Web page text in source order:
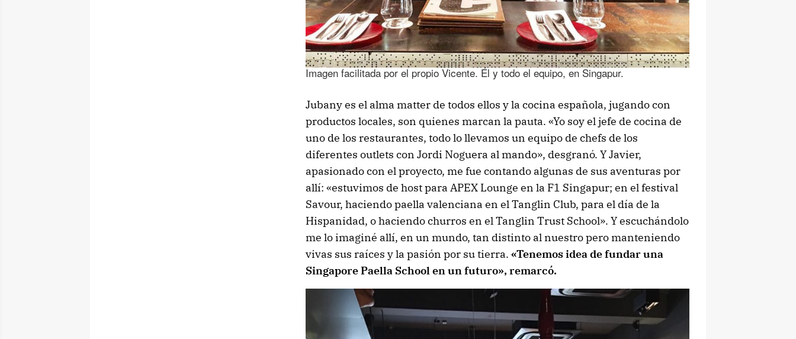
Imagen facilitada por el propio Vicente. Él y todo el equipo, en Singapur.
Jubany es el alma matter de todos ellos y la cocina española, jugando con
productos locales, son quienes marcan la pauta. «Yo soy el jefe de cocina de
uno de los restaurantes, todo lo llevamos un equipo de chefs de los
diferentes outlets con Jordi Noguera al mando», desgranó. Y Javier,
apasionado con el proyecto, me fue contando algunas de sus aventuras por
allí: «estuvimos de host para APEX Lounge en la F1 Singapur; en el festival
Savour, haciendo paella valenciana en el Tanglin Club, para el día de la
Hispanidad, o haciendo churros en el Tanglin Trust School». Y escuchándolo
me lo imaginé allí, en un mundo, tan distinto al nuestro pero manteniendo
vivas sus raíces y la pasión por su tierra. «Tenemos idea de fundar una
Singapore Paella School en un futuro», remarcó.